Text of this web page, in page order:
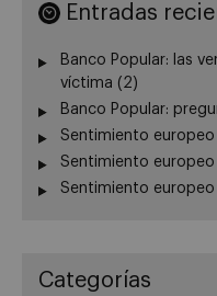
Entradas
Banco Popular: las
víctima (2)
Banco Popular:
Sentimiento europeo
Sentimiento europeo
Sentimiento europeo
Categorías